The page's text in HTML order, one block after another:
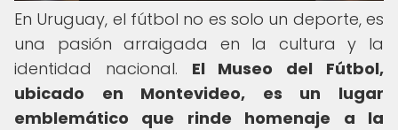
En Uruguay, el fútbol no es solo un deporte, es
una pasión arraigada en la cultura y la
identidad nacional. El Museo del Fútbol,
ubicado en Montevideo, es un lugar
emblemático que rinde homenaje a la